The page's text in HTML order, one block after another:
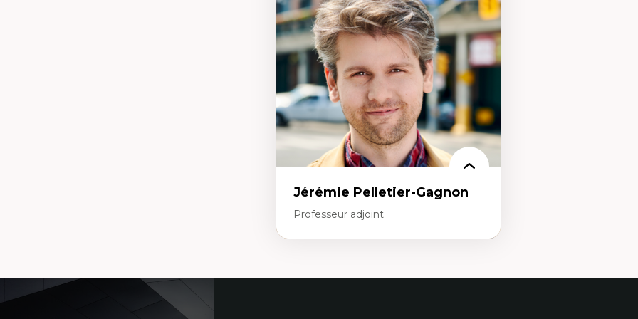
Analyse des politiques et pratiques en santé
mentale
Développement de protocoles d'essais
cliniques
Collaboration interfonctionnelle
Leadership en recherche clinique
Développement de cadres politiques
Collaboration avec des entreprises
pharmaceutiques
Rédaction de publications et de rapports
politiques
Enseignement et mentorat
Jérémie Pelletier-Gagnon
Professeur adjoint
Études du jeu vidéo
Coordonnées